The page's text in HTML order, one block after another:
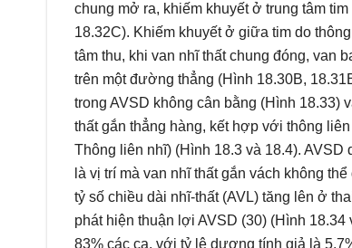
chung mở ra, khiếm khuyết ở trung tâm
18.32C). Khiếm khuyết ở giữa tim do
tâm thu, khi van nhĩ thất chung đóng, van
trên một đường thẳng (Hình 18.30B,
trong AVSD không cân bằng (Hình 18.33)
thất gắn thẳng hàng, kết hợp với thông
Thông liên nhĩ) (Hình 18.3 và 18.4).
là vị trí mà van nhĩ thất gắn vách không
tỷ số chiều dài nhĩ-thất (AVL) tăng lên ở
phát hiện thuận lợi AVSD (30) (Hình
83% các ca, với tỷ lệ dương tính giả là